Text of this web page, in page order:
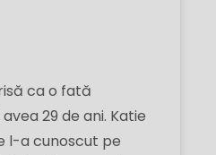
ca o fată
29 de ani. Katie
l-a cunoscut pe